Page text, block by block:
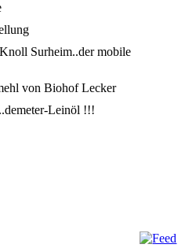
Surheim..der mobile
von Biohof Lecker
Leinöl !!!